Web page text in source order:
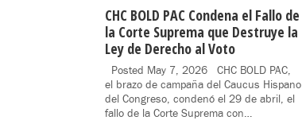
CHC BOLD PAC Condena el Fallo de
la Corte Suprema que Destruye la
Ley de Derecho al Voto
Posted May 7, 2026 CHC BOLD PAC,
el brazo de campaña del Caucus Hispano
del Congreso, condenó el 29 de abril, el
fallo de la Corte Suprema con…